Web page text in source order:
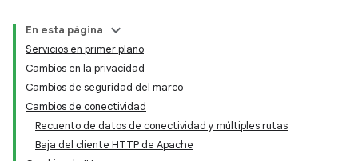
En esta página
Servicios en primer plano
Cambios en la privacidad
Cambios de seguridad del marco
Cambios de conectividad
Recuento de datos de conectividad y múltiples rutas
Baja del cliente HTTP de Apache